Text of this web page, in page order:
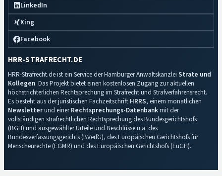
LinkedIn
Xing
Facebook
HRR-STRAFRECHT.DE
HRR-Strafrecht.de ist ein Service der Hamburger Anwaltskanzlei Strate und
Kollegen. Das Projekt bietet einen kostenlosen Zugang zur aktuellen
höchstrichterlichen Rechtsprechung im Strafrecht und Strafverfahrensrecht.
Es besteht aus der juristischen Fachzeitschrift HRRS, einem monatlichen
Newsletterund einerRechtsprechungs-Datenbankmit der
vollständigen strafrechtlichen Rechtsprechung des Bundesgerichtshofs
(BGH) und ausgewählter Urteile und Beschlüsse u.a. des
Bundesverfassungsgerichts (BVerfG), des Europäischen Gerichtshofs für
Menschenrechte (EGMR) und des Europäischen Gerichtshofs (EuGH).